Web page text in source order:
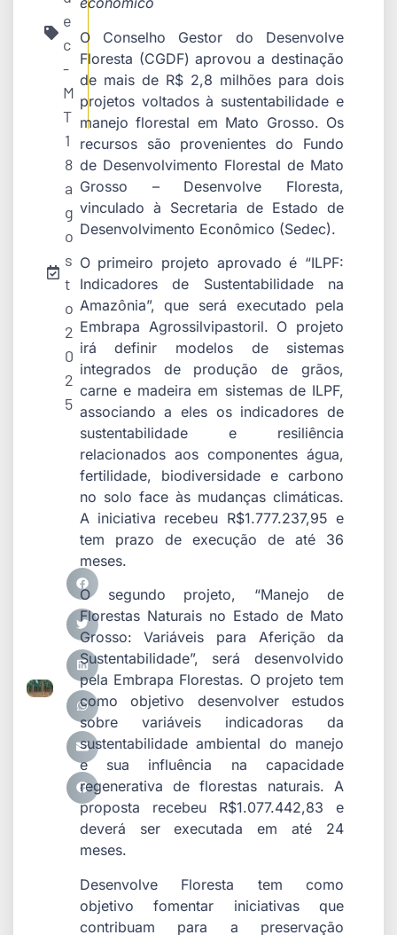
e
c
-
M
T
1
8
a
g
o
s
t
o
2
0
2
5
O Conselho Gestor do Desenvolve
Floresta (CGDF) aprovou a destinação
de mais de R$ 2,8 milhões para dois
projetos voltados à sustentabilidade e
manejo florestal em Mato Grosso. Os
recursos são provenientes do Fundo
de Desenvolvimento Florestal de Mato
Grosso – Desenvolve Floresta,
vinculado à Secretaria de Estado de
Desenvolvimento Econômico (Sedec).
O primeiro projeto aprovado é “ILPF:
Indicadores de Sustentabilidade na
Amazônia”, que será executado pela
Embrapa Agrossilvipastoril. O projeto
irá definir modelos de sistemas
integrados de produção de grãos,
carne e madeira em sistemas de ILPF,
associando a eles os indicadores de
sustentabilidade e resiliência
relacionados aos componentes água,
fertilidade, biodiversidade e carbono
no solo face às mudanças climáticas.
A iniciativa recebeu R$1.777.237,95 e
tem prazo de execução de até 36
meses.
O segundo projeto, “Manejo de
Florestas Naturais no Estado de Mato
Grosso: Variáveis para Aferição da
Sustentabilidade”, será desenvolvido
pela Embrapa Florestas. O projeto tem
como objetivo desenvolver estudos
sobre variáveis indicadoras da
sustentabilidade ambiental do manejo
e sua influência na capacidade
regenerativa de florestas naturais. A
proposta recebeu R$1.077.442,83 e
deverá ser executada em até 24
meses.
Desenvolve Floresta tem como
objetivo fomentar iniciativas que
contribuam para a preservação